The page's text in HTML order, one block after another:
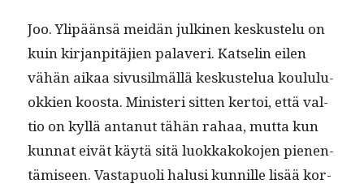
Joo. Ylipään­sä mei­dän julki­nen keskustelu on
kuin kir­jan­pitäjien palaveri. Kat­selin eilen
vähän aikaa sivusilmäl­lä keskustelua koul­u­lu­
okkien koos­ta. Min­is­teri sit­ten ker­toi, että val­
tio on kyl­lä antanut tähän rahaa, mut­ta kun
kun­nat eivät käytä sitä luokkakoko­jen pienen­
tämiseen. Vastapuoli halusi kun­nille lisää kor­